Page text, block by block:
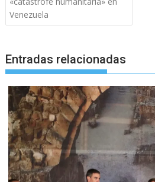
Venezuela
Entradas relacionadas